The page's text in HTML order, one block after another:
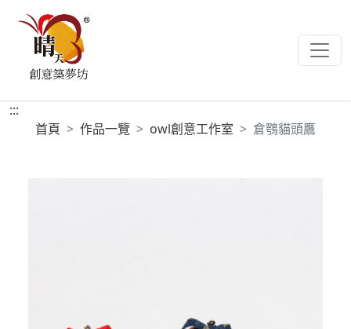
:::
首頁
作品一覽 owl創意工作室 倉鶚貓頭鷹